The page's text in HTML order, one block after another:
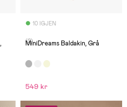
10 IGJEN
(2)
MiniDreams Baldakin, Grå
549 kr